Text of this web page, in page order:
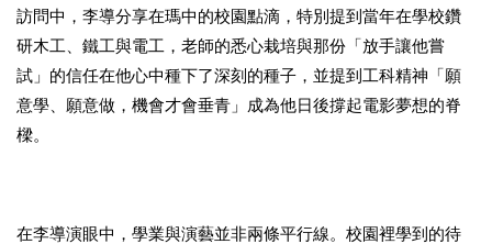
訪問中，李導分享在瑪中的校園點滴，特別提到當年在學校鑽
研木工、鐵工與電工，老師的悉心栽培與那份「放手讓他嘗
試」的信任在他心中種下了深刻的種子，並提到工科精神「願
意學、願意做，機會才會垂青」成為他日後撐起電影夢想的脊
樑。
在李導演眼中，學業與演藝並非兩條平行線。校園裡學到的待